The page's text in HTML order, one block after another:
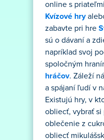
online s
Kvízové ​​hry
zabavte pri hre
sú o dávaní a
napríklad svoj
spoločným
hráčov. Záleží
a spájaní ľudí v
Existujú hry, v
obliecť, vybrať si
oblečenie z
obliecť